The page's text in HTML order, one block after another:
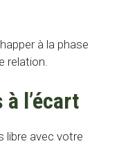
à la phase
relation.
l’écart
libre avec votre